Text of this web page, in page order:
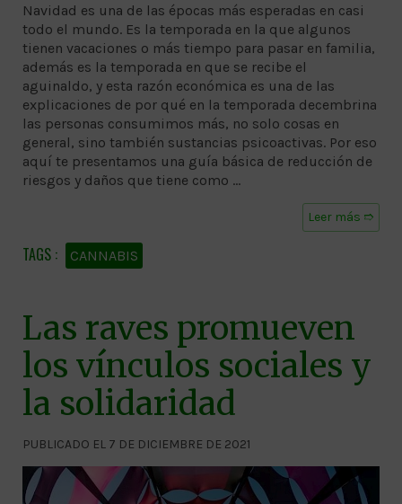
Navidad es una de las épocas más esperadas en casi
todo el mundo. Es la temporada en la que algunos
tienen vacaciones o más tiempo para pasar en familia,
además es la temporada en que se recibe el
aguinaldo, y esta razón económica es una de las
explicaciones de por qué en la temporada decembrina
las personas consumimos más, no solo cosas en
general, sino también sustancias psicoactivas. Por eso
aquí te presentamos una guía básica de reducción de
riesgos y daños que tiene como …
Leer más ➱
CANNABIS
Las raves promueven
los vínculos sociales y
la solidaridad
PUBLICADO EL 7 DE DICIEMBRE DE 2021